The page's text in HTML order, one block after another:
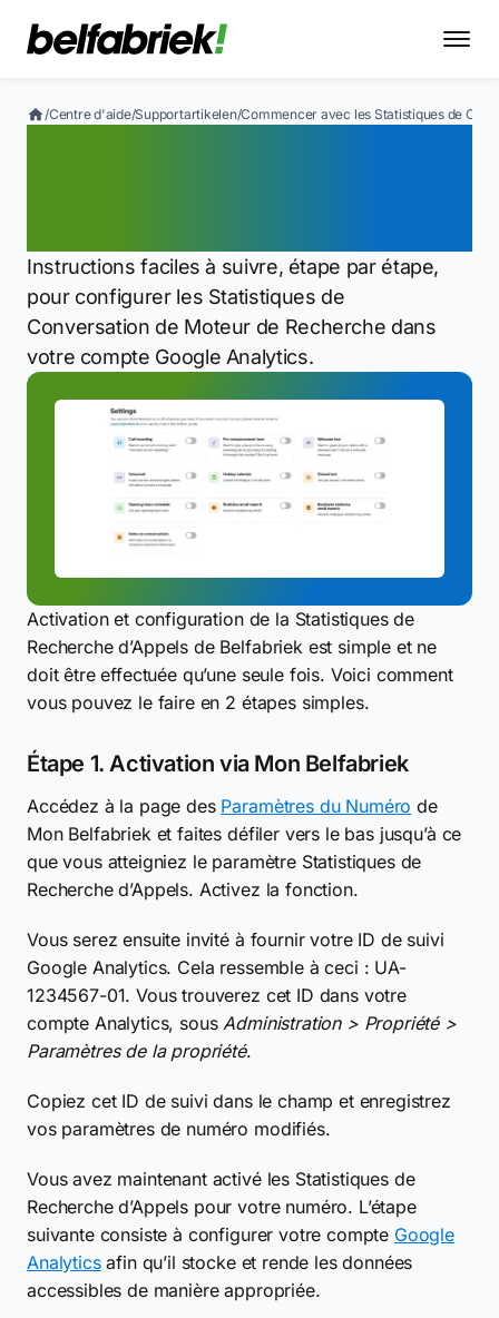
/Centre d'aide/Supportartikelen/Commencer avec les Statistiques de
Instructions faciles à suivre, étape par étape,
pour configurer les Statistiques de
Conversation de Moteur de Recherche dans
votre compte Google Analytics.
Activation et configuration de la Statistiques de
Recherche d’Appels de Belfabriek est simple et ne
doit être effectuée qu’une seule fois. Voici comment
vous pouvez le faire en 2 étapes simples.
Étape 1. Activation via Mon Belfabriek
Accédez à la page des Paramètres du Numéro de
Mon Belfabriek et faites défiler vers le bas jusqu’à ce
que vous atteigniez le paramètre Statistiques de
Recherche d’Appels. Activez la fonction.
Vous serez ensuite invité à fournir votre ID de suivi
Google Analytics. Cela ressemble à ceci : UA-
1234567-01. Vous trouverez cet ID dans votre
compte Analytics, sous Administration > Propriété >
Paramètres de la propriété.
Copiez cet ID de suivi dans le champ et enregistrez
vos paramètres de numéro modifiés.
Vous avez maintenant activé les Statistiques de
Recherche d’Appels pour votre numéro. L’étape
suivante consiste à configurer votre compte Google
Analyticsafin qu’il stocke et rende les données
accessibles de manière appropriée.